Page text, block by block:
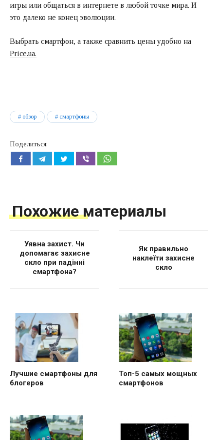
игры или общаться в интернете в любой точке мира. И
это далеко не конец эволюции.
Выбрать смартфон, а также сравнить цены удобно на
Price.ua.
обзор смартфоны
Поделиться:
Похожие материалы
Уявна захист. Чи
допомагає захисне
скло при падінні
смартфона?
Як правильно
наклеїти захисне
скло
Лучшие смартфоны для
блогеров
Топ-5 самых мощных
смартфонов